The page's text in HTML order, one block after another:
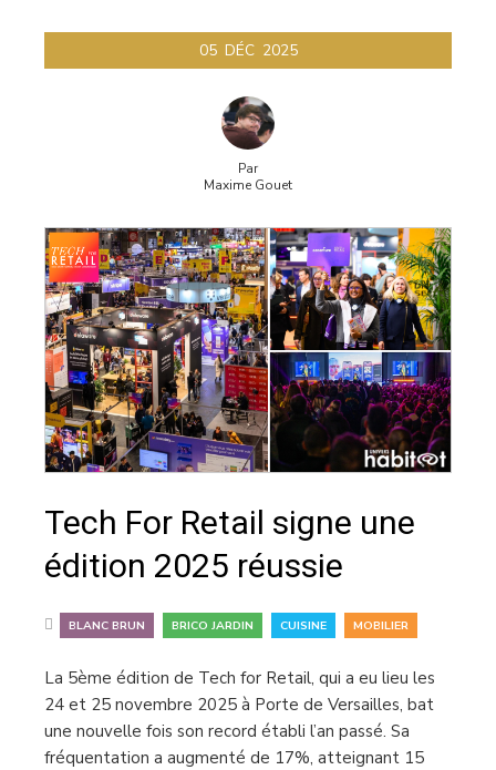
retail
05 DÉC 2025
Par
Maxime Gouet
Tech For Retail signe une
édition 2025 réussie
BLANC BRUN BRICO JARDIN CUISINE MOBILIER
La 5ème édition de Tech for Retail, qui a eu lieu les
24 et 25 novembre 2025 à Porte de Versailles, bat
une nouvelle fois son record établi l’an passé. Sa
fréquentation a augmenté de 17%, atteignant 15